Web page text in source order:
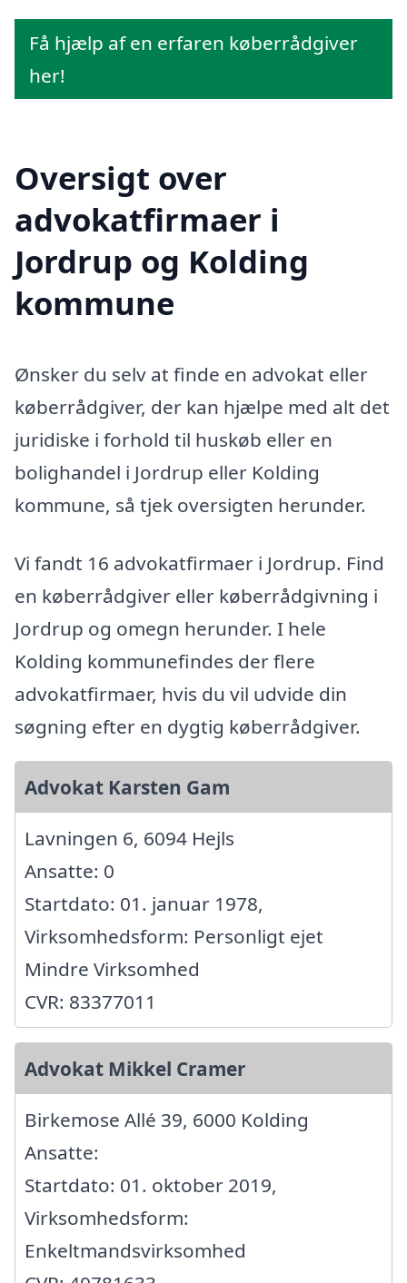
Få hjælp af en erfaren køberrådgiver
her!
Oversigt over
advokatfirmaer i
Jordrup og Kolding
kommune
Ønsker du selv at finde en advokat eller
køberrådgiver, der kan hjælpe med alt det
juridiske i forhold til huskøb eller en
bolighandel i Jordrup eller Kolding
kommune, så tjek oversigten herunder.
Vi fandt 16 advokatfirmaer i Jordrup. Find
en køberrådgiver eller køberrådgivning i
Jordrup og omegn herunder. I hele
Kolding kommunefindes der flere
advokatfirmaer, hvis du vil udvide din
søgning efter en dygtig køberrådgiver.
Advokat Karsten Gam
Lavningen 6, 6094 Hejls
Ansatte: 0
Startdato: 01. januar 1978,
Virksomhedsform: Personligt ejet
Mindre Virksomhed
CVR: 83377011
Advokat Mikkel Cramer
Birkemose Allé 39, 6000 Kolding
Ansatte:
Startdato: 01. oktober 2019,
Virksomhedsform:
Enkeltmandsvirksomhed